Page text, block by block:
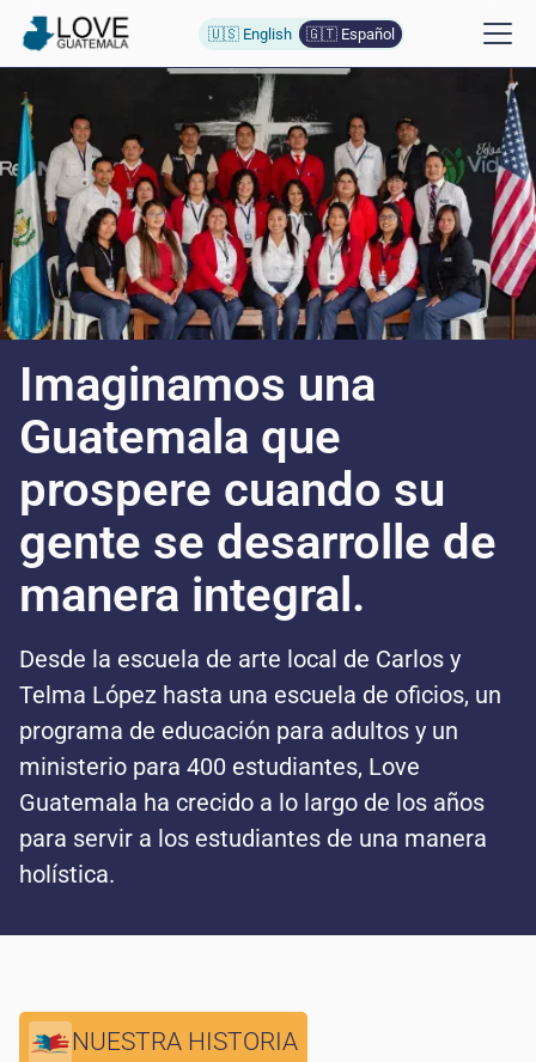
🇺🇸 English 🇬🇹 Español
Imaginamos una
Guatemala que
prospere cuando su
gente se desarrolle de
manera integral.
Desde la escuela de arte local de Carlos y
Telma López hasta una escuela de oficios, un
programa de educación para adultos y un
ministerio para 400 estudiantes, Love
Guatemala ha crecido a lo largo de los años
para servir a los estudiantes de una manera
holística.
NUESTRA HISTORIA